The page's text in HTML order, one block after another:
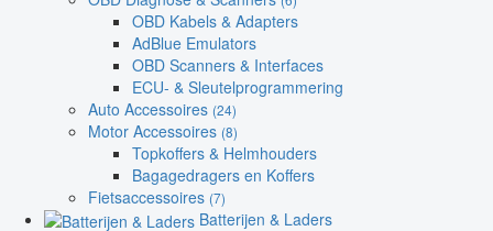
OBD Kabels & Adapters
AdBlue Emulators
OBD Scanners & Interfaces
ECU- & Sleutelprogrammering
Auto Accessoires (24)
Motor Accessoires (8)
Topkoffers & Helmhouders
Bagagedragers en Koffers
Fietsaccessoires (7)
Batterijen & Laders